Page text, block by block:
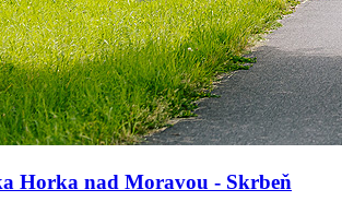
Horka nad Moravou - Skrbeň